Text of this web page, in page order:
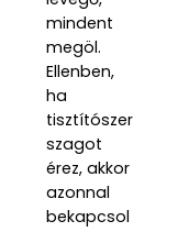
mindent
megöl.
Ellenben,
ha
tisztítószer
szagot
érez, akkor
azonnal
bekapcsol